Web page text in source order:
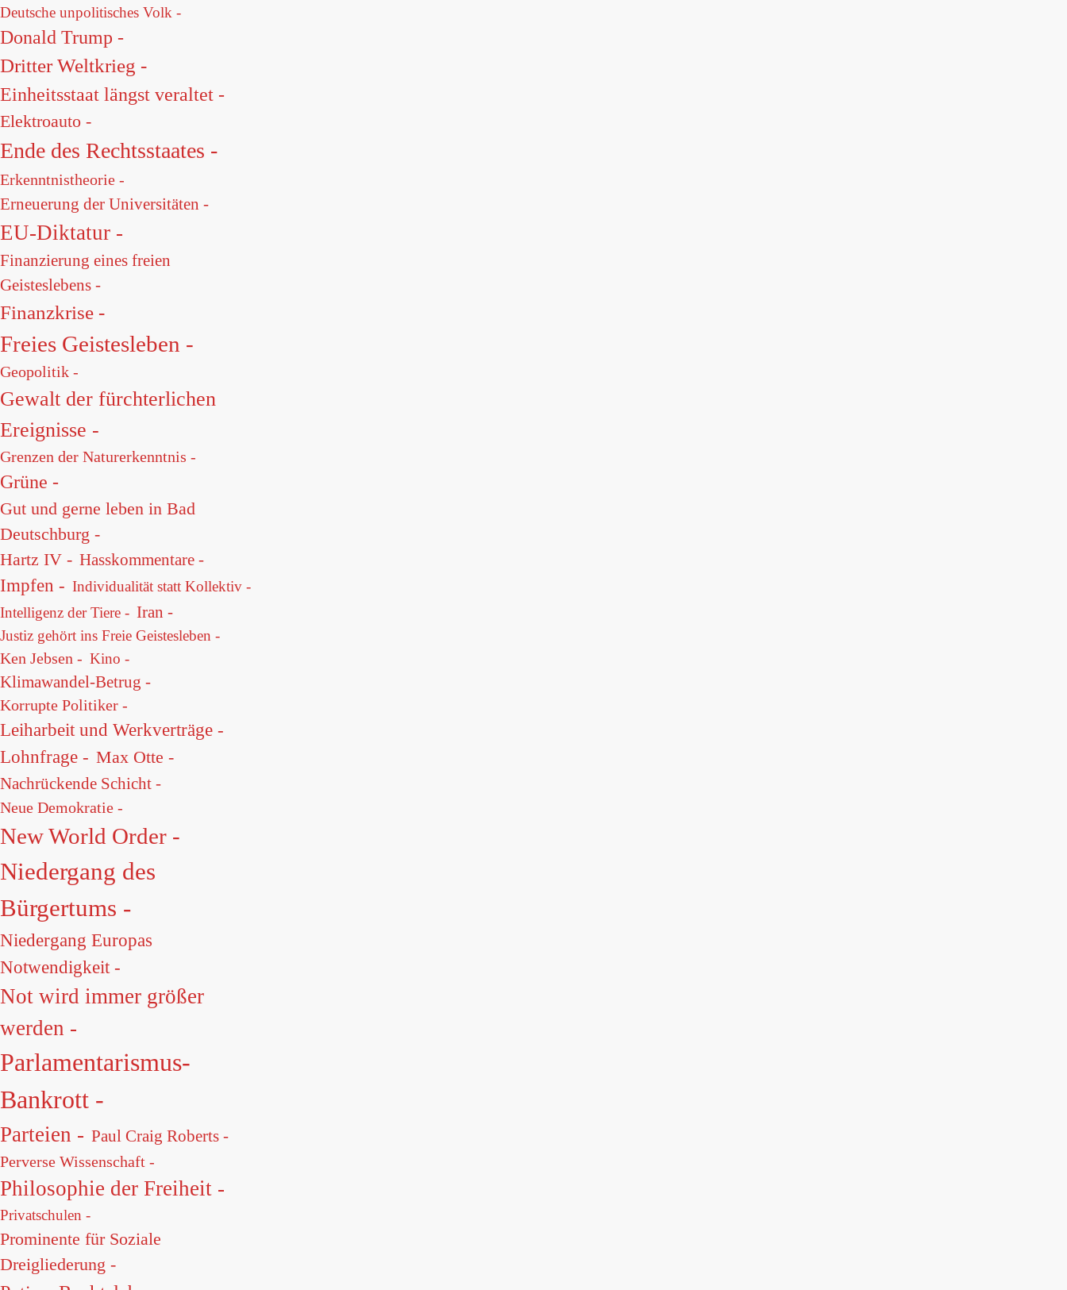
Deutsche unpolitisches Volk -
Donald Trump -
Dritter Weltkrieg -
Einheitsstaat längst veraltet -
Elektroauto -
Ende des Rechtsstaates -
Erkenntnistheorie -
Erneuerung der Universitäten -
EU-Diktatur -
Finanzierung eines freien
Geisteslebens -
Finanzkrise -
Freies Geistesleben -
Geopolitik -
Gewalt der fürchterlichen
Ereignisse -
Grenzen der Naturerkenntnis -
Grüne -
Gut und gerne leben in Bad
Deutschburg -
Hartz IV - Hasskommentare -
Impfen - Individualität statt Kollektiv -
Intelligenz der Tiere - Iran -
Justiz gehört ins Freie Geistesleben -
Ken Jebsen - Kino -
Klimawandel-Betrug -
Korrupte Politiker -
Leiharbeit und Werkverträge -
Lohnfrage - Max Otte -
Nachrückende Schicht -
Neue Demokratie -
New World Order -
Niedergang des
Bürgertums -
Niedergang Europas
Notwendigkeit -
Not wird immer größer
werden -
Parlamentarismus-
Bankrott -
Parteien - Paul Craig Roberts -
Perverse Wissenschaft -
Philosophie der Freiheit -
Privatschulen -
Prominente für Soziale
Dreigliederung -